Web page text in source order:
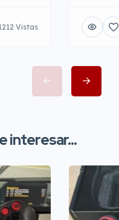
Vistas
interesar...